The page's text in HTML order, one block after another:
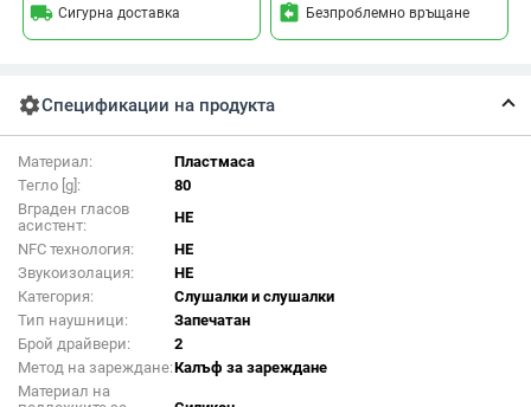
local_shipping Сигурна доставка assignment_return Безпроблемно връщане
settingsСпецификации на продукта
Материал:
Пластмаса
Тегло [g]:
80
Вграден гласов
асистент:
НЕ
NFC технология:
НЕ
Звукоизолация:
НЕ
Категория:
Слушалки и слушалки
Тип наушници:
Запечатан
Брой драйвери:
2
Метод на зареждане:Калъф за зареждане
Материал на